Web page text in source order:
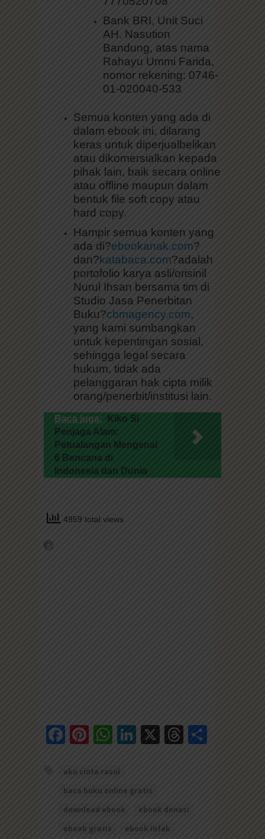
AH. Nasution
Bandung, atas nama
Rahayu Ummi Farida,
nomor rekening: 0746-
01-020040-533
dalam ebook ini, dilarang
keras untuk diperjualbelikan
atau dikomersialkan kepada
pihak lain, baik secara online
atau offline maupun dalam
bentuk file soft copy atau
hard copy.
ada di? ebookanak.com?
dan?katabaca.com?adalah
portofolio karya asli/orisinil
Nurul Ihsan bersama tim di
Studio Jasa Penerbitan
Buku? cbmagency.com,
yang kami sumbangkan
untuk kepentingan sosial,
sehingga legal secara
hukum, tidak ada
pelanggaran hak cipta milik
orang/penerbit/institusi lain.
Baca juga: Kiko Si
Penjaga Alam:
Petualangan Mengenal
6 Bencana di
Indonesia dan Dunia
Facebook
Pinterest
WhatsApp
LinkedIn
X Threads